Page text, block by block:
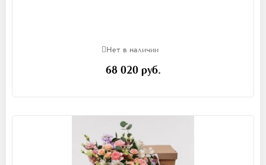
Нет в наличии
68 020 руб.